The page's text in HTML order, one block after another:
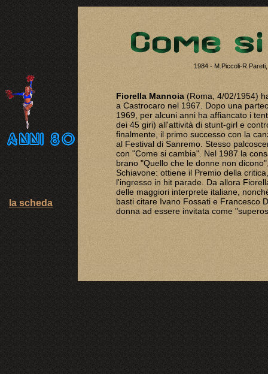
Fiorella Mannoia (Roma, 4/02/1954)
a Castrocaro nel 1967. Dopo una
1969, per alcuni anni ha affiancato i
dei 45 giri) all'attività di stunt-girl e
finalmente, il primo successo con la
al Festival di Sanremo. Stesso
con "Come si cambia". Nel 1987 la
brano "Quello che le donne non
Schiavone: ottiene il Premio della
l'ingresso in hit parade. Da allora
delle maggiori interprete italiane,
basti citare Ivano Fossati e Francesco
donna ad essere invitata come
1984 - M.Piccoli-
la scheda